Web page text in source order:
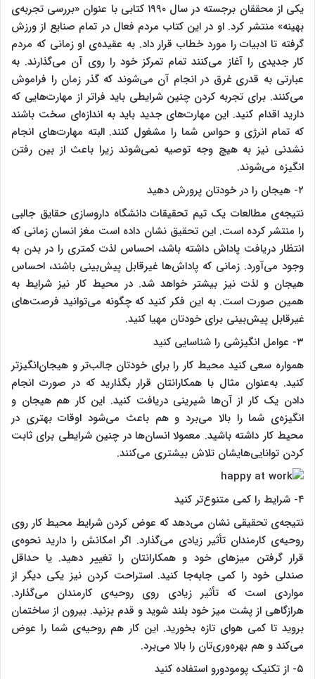
یکی از محققان برجسته در سال ۱۹۹۰ کتابی با عنوان «بررسی تجربه‌ی
بهینه» منتشر کرد. او در این کتاب مردم فعال در تمام صنایع از ورزش
گرفته تا ادبیات را مورد خطاب قرار داد. به عقیده‌ی او زمانی که مردم
کار جدیدی را آغاز می‌کنند تمام تمرکز خود را روی آن می‌گذارند. به‌
عبارتی به قدری غرق در انجام آن می‌شوند که گذر زمان را فراموش
می‌کنند. برای تجربه کردن چنین شرایطی باید فراتر از مهارت‌هایی که
دارید اقدام کنید. این مهارت‌های جدید باید به اندازه‌ای سخت باشند
که تمام انرژی و حواس شما را مشغول کنند. البته مهارت‌های انجام
نشدنی نیز به هیچ وجه توصیه نمی‌شوند زیرا باعث از بین رفتن
انگیزه می‌شوند.
۲- هیجان را در خودتان پرورش دهید
نتیجه‌ی مطالعات یک تیم تحقیقات دانشگاه داروسازی حقایق جالبی
را منتشر کرده است. این تحقیق نشان داده است مغز انسان زمانی که
انتظار دریافت پاداش داشته باشد، احساس لذت کمتری را در بدن به
وجود می‌آورد. زمانی که پاداش‌ها غیرقابل پیش‌بینی باشند، احساس
هیجان و لذت نیز بیشتر خواهد شد. در محیط کار نیز شرایط به
همین صورت است. به این فکر کنید که چگونه می‌توانید فرصت‌های
غیرقابل پیش‌بینی برای خودتان مهیا کنید.
۳- عوامل انگیزشی را شناسایی کنید
همواره سعی کنید محیط کار را برای خودتان جالب‌تر و هیجان‌انگیزتر
کنید. به‌عنوان مثال با همکارانتان قرار بگذارید که در صورت انجام
دادن یک کار از آن‌ها شیرینی دریافت کنید. این کار هم هیجان و
انگیزه‌ی شما را بالا می‌برد و هم باعث می‌شود اوقات بهتری در
محیط کار داشته باشید. معمولا انسان‌ها در چنین شرایطی برای ثابت
کردن توانایی‌هایشان تلاش بیشتری می‌کنند.
۴- شرایط را کمی متنوع‌تر کنید
نتیجه‌ی تحقیقی نشان می‌دهد که عوض کردن شرایط محیط کار روی
روحیه‌ی کارمندان تأثیر زیادی می‌گذارد. اگر امکانش را دارید نحوه‌ی
قرار گرفتن میزهای خود و همکارانتان را تغییر دهید. یا حداقل
صندلی خود را کمی جابه‌جا کنید. استراحت کردن نیز یکی دیگر از
مواردی است که تأثیر زیادی روی روحیه‌ی کارمندان می‌گذارد.
هرازگاهی از پشت میز خود بلند شوید و قدم بزنید. بیرون از ساختمان
بروید تا کمی هوای تازه بخورید. این کار هم روحیه‌ی شما را عوض
می‌کند و هم بهره‌وری‌تان را بالا می‌برد.
۵- از تکنیک پومودورو استفاده کنید